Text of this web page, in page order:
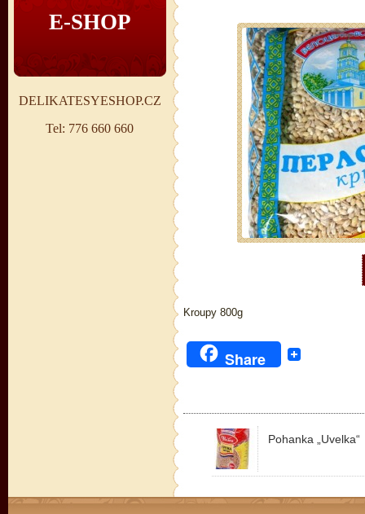
E-SHOP
DELIKATESYESHOP.CZ
Tel: 776 660 660
Kroupy 800g
Share
Pohanka „Uvelka“